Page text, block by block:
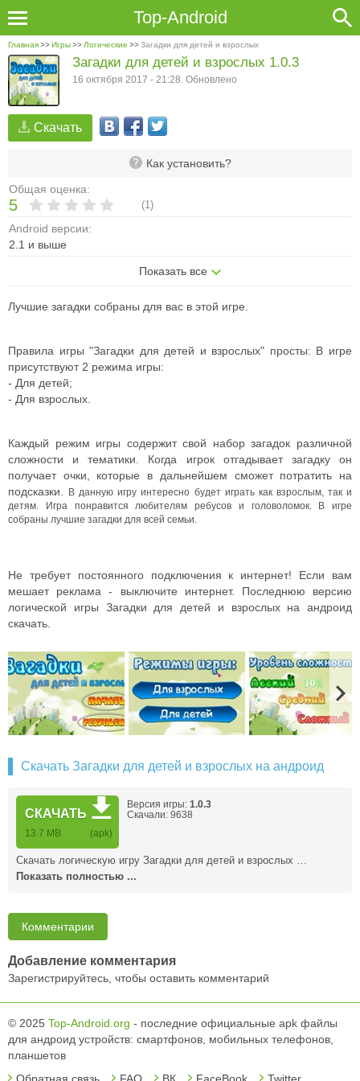
Top-Android
Главная>>Игры>> Логические >>Загадки для детей и взрослых
Скачать
Как установить?
Общая оценка:
5 (1)
Android версии:
2.1 и выше
Показать все
Загадки для детей и взрослых 1.0.3
16 октября 2017 - 21:28. Обновлено
Лучшие загадки собраны для вас в этой игре.
Правила игры "Загадки для детей и взрослых" просты: В игре
присутствуют 2 режима игры:
- Для детей;
- Для взрослых.
Каждый режим игры содержит свой набор загадок различной
сложности и тематики. Когда игрок отгадывает загадку он
получает очки, которые в дальнейшем сможет потратить на
подсказки.
В данную игру интересно будет играть как взрослым, так и
детям. Игра понравится любителям ребусов и головоломок. В игре
собраны лучшие загадки для всей семьи.
Не требует постоянного подключения к интернет! Если вам
мешает реклама - выключите интернет. Последнюю версию
логической игры Загадки для детей и взрослых на андроид
скачать.
Скачать Загадки для детей и взрослых на андроид
СКАЧАТЬ
13.7 MB (apk)
Версия игры: 1.0.3
Скачали: 9638
Скачать логическую игру Загадки для детей и взрослых …
Показать полностью ...
Комментарии
Добавление комментария
Зарегистрируйтесь, чтобы оставить комментарий
© 2025 Top-Android.org - последние официальные apk файлы
для андроид устройств: смартфонов, мобильных телефонов,
планшетов